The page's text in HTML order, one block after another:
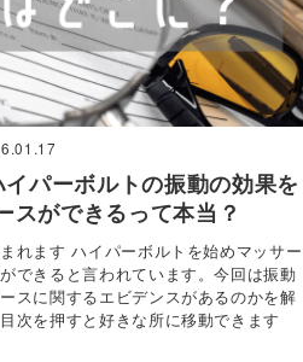
イパーボルトの振動の効果を
スができるって本当？
れます ハイパーボルトを始めマッサー
できると言われています。今回は振動
スに関するエビデンスがあるのかを解
次を押すと好きな所に移動できます